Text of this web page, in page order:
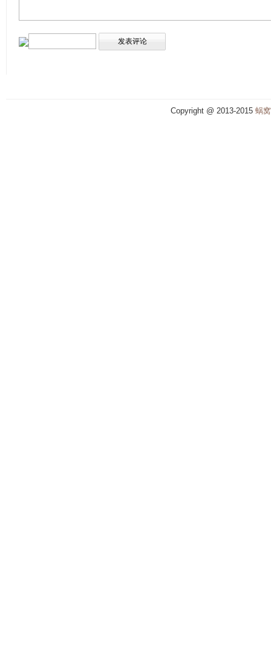
Copyright @ 2013-2015 蜗